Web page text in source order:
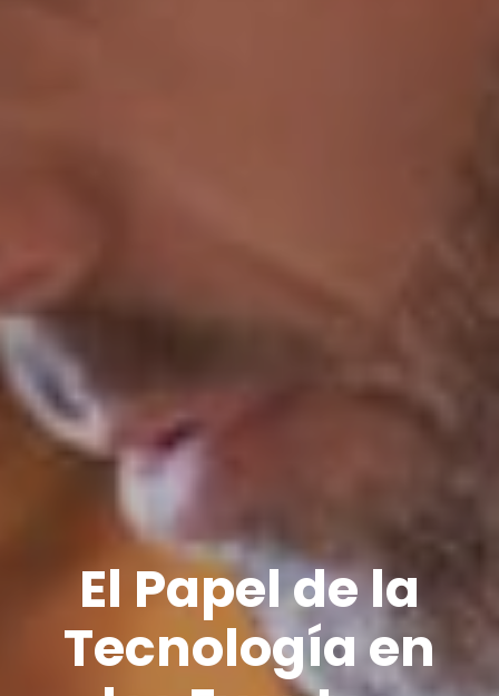
El Papel de la
Tecnología en